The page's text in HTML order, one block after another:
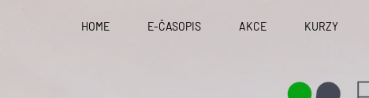
HOME E-ČASOPIS AKCE KURZY